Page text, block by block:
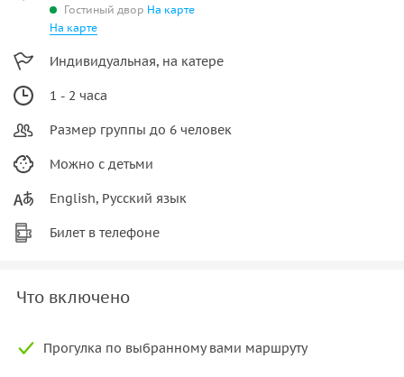
Гостиный двор На карте
На карте
Индивидуальная, на катере
1 - 2 часа
Размер группы до 6 человек
Можно с детьми
English, Русский язык
Билет в телефоне
Что включено
Прогулка по выбранному вами маршруту